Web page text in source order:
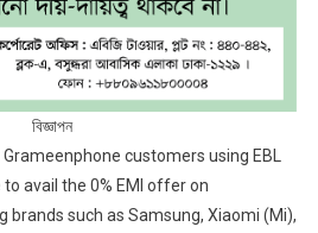
বিজ্ঞাপন
customers using EBL
avail the 0% EMI offer on
such as Samsung, Xiaomi (Mi),